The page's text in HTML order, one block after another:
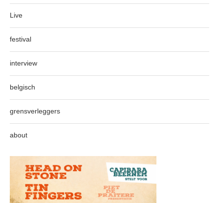
Live
festival
interview
belgisch
grensverleggers
about